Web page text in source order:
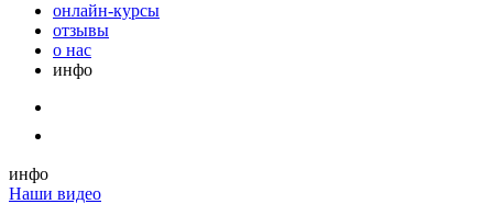
онлайн-курсы
отзывы
о нас
инфо
инфо
Наши видео